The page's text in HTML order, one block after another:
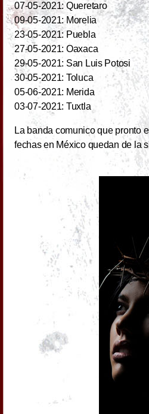
07-05-2021: Queretaro
09-05-2021: Morelia
23-05-2021: Puebla
27-05-2021: Oaxaca
29-05-2021: San Luis Potosi
30-05-2021: Toluca
05-06-2021: Merida
03-07-2021: Tuxtla
La banda comunico que pronto
fechas en México quedan de la